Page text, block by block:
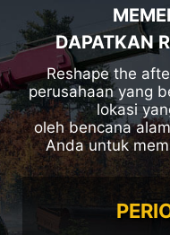
DAPATKAN
Reshape the
perusahaan yang
lokasi
oleh bencana
Anda untuk